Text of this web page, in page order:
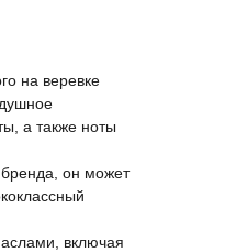
на веревке
а также ноты
бренда, он может
включая